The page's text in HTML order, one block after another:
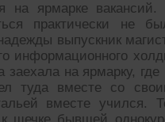
на ярмарке
практически не
выпускник
информационного
на ярмарку,
вместе со
вместе